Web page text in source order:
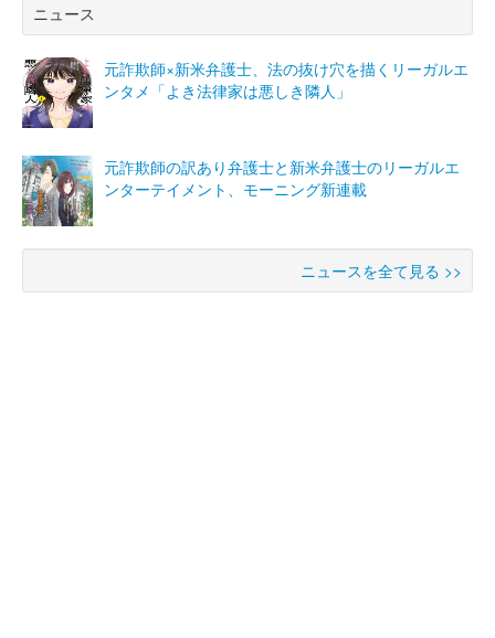
ニュース
元詐欺師×新米弁護士、法の抜け穴を描くリーガルエ
ンタメ「よき法律家は悪しき隣人」
元詐欺師の訳あり弁護士と新米弁護士のリーガルエ
ンターテイメント、モーニング新連載
ニュースを全て見る >>